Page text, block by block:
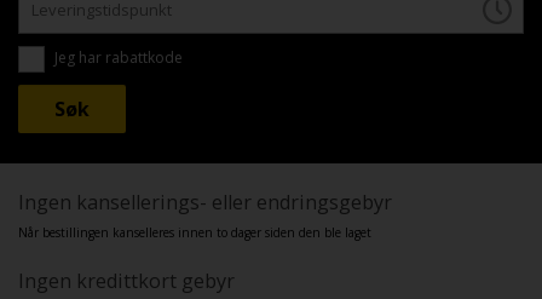
Jeg har rabattkode
Ingen kansellerings- eller endringsgebyr
Når bestillingen kanselleres innen to dager siden den ble laget
Ingen kredittkort gebyr